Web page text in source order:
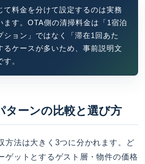
て料金を分けて設定するのは実務
ます。OTA側の清掃料金は「1宿泊
ション」ではなく「滞在1回あた
るケースが多いため、事前説明文
。
ターンの比較と選び方
方法は大きく3つに分かれます。ど
ゲットとするゲスト層・物件の価格